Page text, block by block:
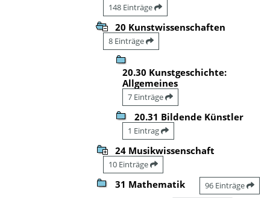
148 Einträge
20 Kunstwissenschaften
8 Einträge
20.30 Kunstgeschichte:
Allgemeines
7 Einträge
20.31 Bildende Künstler
1 Eintrag
24 Musikwissenschaft
10 Einträge
31 Mathematik 96 Einträge